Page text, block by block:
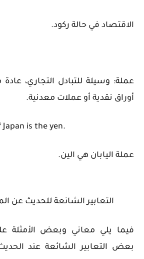
الاقتصاد في حالة ركود.
عملة: وسيلة للتبادل التجاري،
أوراق نقدية أو عملات معدنية.
is the yen.
عملة اليابان هي الين.
التعابير الشائعة للحديث عن
فيما يلي معاني وبعض الأمثلة
بعض التعابير الشائعة عند